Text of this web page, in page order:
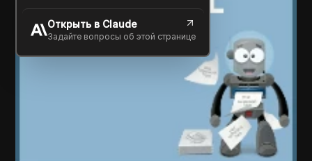
Открыть в Claude
Задайте вопросы об этой странице